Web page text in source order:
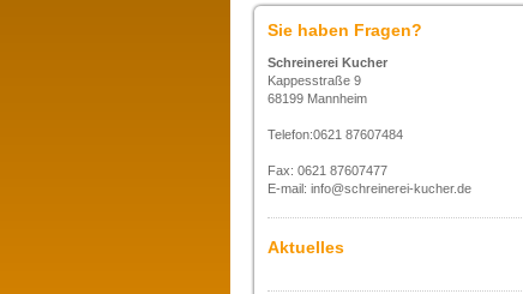
Sie haben Fragen?
Schreinerei Kucher
Kappesstraße 9
68199 Mannheim
Telefon:0621 87607484
Fax: 0621 87607477
E-mail: info@schreinerei-kucher.de
Aktuelles